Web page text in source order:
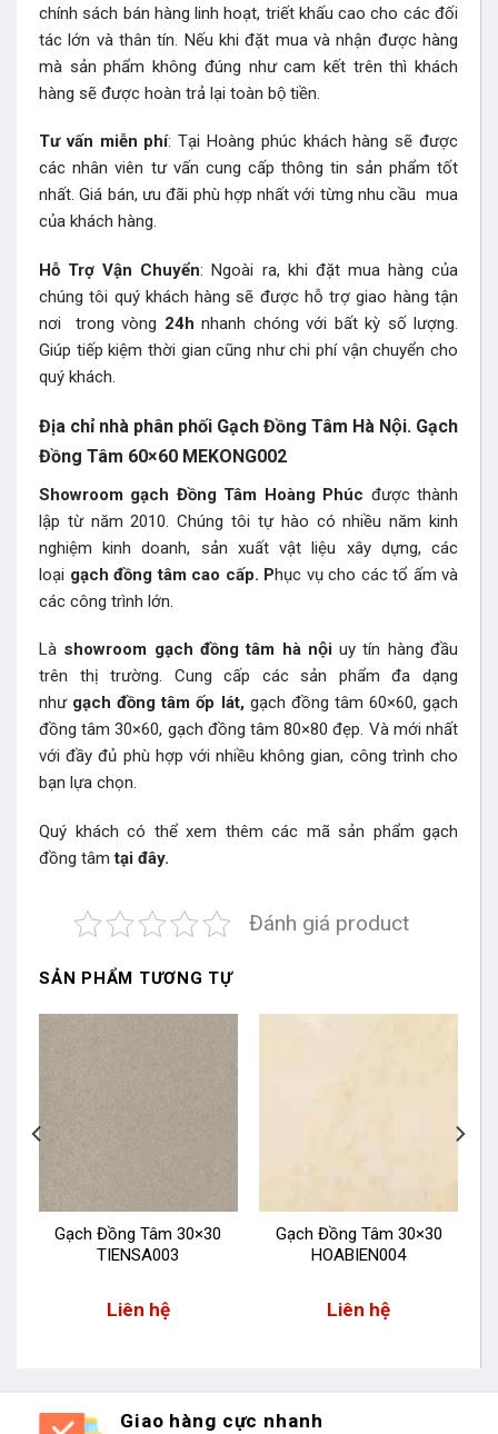
chính sách bán hàng linh hoạt, triết khấu cao cho các đối
tác lớn và thân tín. Nếu khi đặt mua và nhận được hàng
mà sản phẩm không đúng như cam kết trên thì khách
hàng sẽ được hoàn trả lại toàn bộ tiền.
Tư vấn miễn phí: Tại Hoàng phúc khách hàng sẽ được
các nhân viên tư vấn cung cấp thông tin sản phẩm tốt
nhất. Giá bán, ưu đãi phù hợp nhất với từng nhu cầu mua
của khách hàng.
Hỗ Trợ Vận Chuyển: Ngoài ra, khi đặt mua hàng của
chúng tôi quý khách hàng sẽ được hỗ trợ giao hàng tận
nơi trong vòng 24h nhanh chóng với bất kỳ số lượng.
Giúp tiếp kiệm thời gian cũng như chi phí vận chuyển cho
quý khách.
Địa chỉ nhà phân phối Gạch Đồng Tâm Hà Nội. Gạch
Đồng Tâm 60×60 MEKONG002
Showroom gạch Đồng Tâm Hoàng Phúc được thành
lập từ năm 2010. Chúng tôi tự hào có nhiều năm kinh
nghiệm kinh doanh, sản xuất vật liệu xây dựng, các
loại gạch đồng tâm cao cấp. Phục vụ cho các tổ ấm và
các công trình lớn.
Là showroom gạch đồng tâm hà nộiuy tín hàng đầu
trên thị trường. Cung cấp các sản phẩm đa dạng
như gạch đồng tâm ốp lát, gạch đồng tâm 60×60, gạch
đồng tâm 30×60, gạch đồng tâm 80×80 đẹp. Và mới nhất
với đầy đủ phù hợp với nhiều không gian, công trình cho
bạn lựa chọn.
Quý khách có thể xem thêm các mã sản phẩm gạch
đồng tâmtại đây.
Đánh giá product
SẢN PHẨM TƯƠNG TỰ
Gạch Đồng Tâm 30×30
TIENSA003
Liên hệ
Gạch Đồng Tâm 30×30
HOABIEN004
Liên hệ
Giao hàng cực nhanh